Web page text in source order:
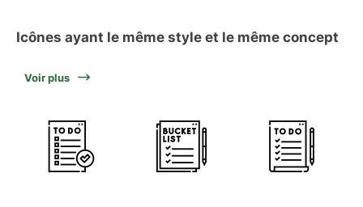
Icônes ayant le même style et le même concept
Voir plus